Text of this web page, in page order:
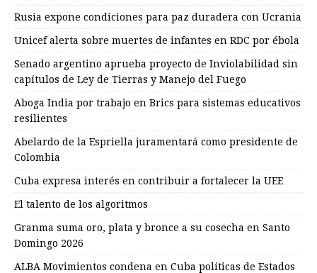
Rusia expone condiciones para paz duradera con Ucrania
Unicef alerta sobre muertes de infantes en RDC por ébola
Senado argentino aprueba proyecto de Inviolabilidad sin
capítulos de Ley de Tierras y Manejo del Fuego
Aboga India por trabajo en Brics para sistemas educativos
resilientes
Abelardo de la Espriella juramentará como presidente de
Colombia
Cuba expresa interés en contribuir a fortalecer la UEE
El talento de los algoritmos
Granma suma oro, plata y bronce a su cosecha en Santo
Domingo 2026
ALBA Movimientos condena en Cuba políticas de Estados